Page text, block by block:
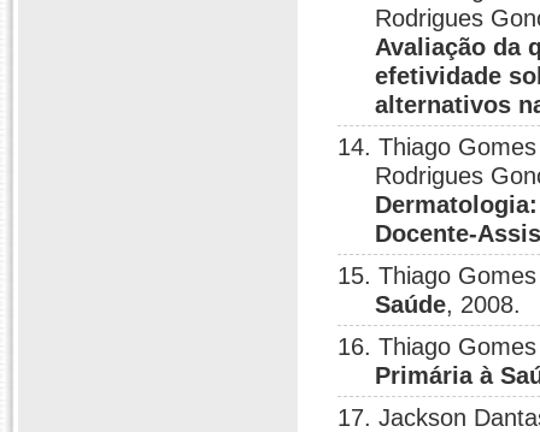
Rodrigues
Avaliação da
efetividade
alternativos
14. Thiago
Rodrigues
Docente-
15. Thiago
Saúde, 2008.
16. Thiago
Primária à
17. Jackson